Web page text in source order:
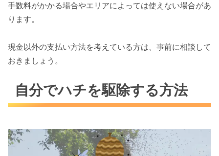
手数料がかかる場合やエリアによっては使えない場合があ
ります。
現金以外の支払い方法を考えている方は、事前に相談して
おきましょう。
自分でハチを駆除する方法